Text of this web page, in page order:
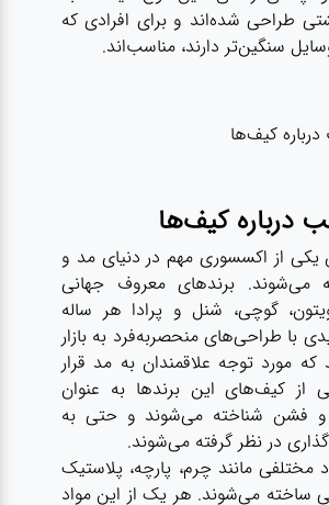
طراحی شده‌اند و برای افرادی که
سنگین‌تر دارند، مناسب‌اند.
درباره کیف‌ها
یکی از اکسسوری‌ مهم در دنیای مد و
می‌شوند. برندهای معروف جهانی
گوچی، شنل و پرادا هر ساله
با طراحی‌های منحصربه‌فرد به بازار
مورد توجه علاقمندان به مد قرار
از کیف‌های این برندها به عنوان
و فشن شناخته می‌شوند و حتی به
در نظر گرفته می‌شوند.
مختلفی مانند چرم، پارچه، پلاستیک
ساخته می‌شوند. هر یک از این مواد